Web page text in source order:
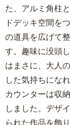
た、アルミ角柱
ドデッキ空間を
の道具を広げて
す。趣味に没頭
はまさに、大人
した気持ちにな
カウンターは収
しました。デザ
られた作品を飾